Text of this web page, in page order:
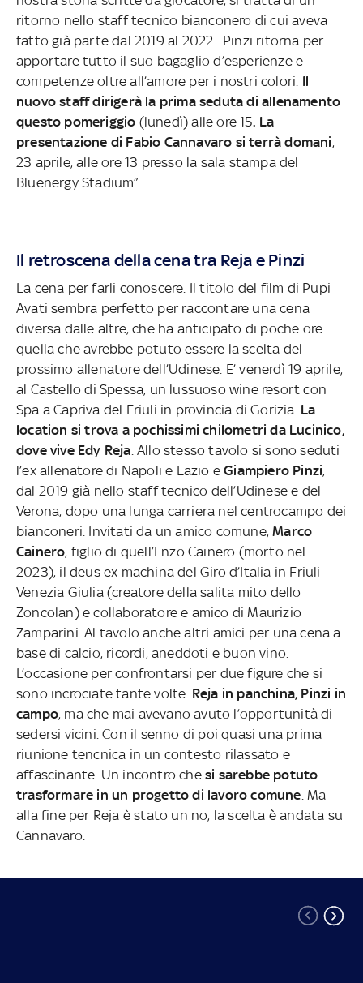
ritorno nello staff tecnico bianconero di cui aveva
fatto già parte dal 2019 al 2022. Pinzi ritorna per
apportare tutto il suo bagaglio d’esperienze e
competenze oltre all’amore per i nostri colori. Il
nuovo staff dirigerà la prima seduta di allenamento
questo pomeriggio (lunedì) alle ore 15. La
presentazione di Fabio Cannavaro si terrà domani,
23 aprile, alle ore 13 presso la sala stampa del
Bluenergy Stadium”.
Il retroscena della cena tra Reja e Pinzi
La cena per farli conoscere. Il titolo del film di Pupi
Avati sembra perfetto per raccontare una cena
diversa dalle altre, che ha anticipato di poche ore
quella che avrebbe potuto essere la scelta del
prossimo allenatore dell’Udinese. E’ venerdì 19 aprile,
al Castello di Spessa, un lussuoso wine resort con
Spa a Capriva del Friuli in provincia di Gorizia. La
location si trova a pochissimi chilometri da Lucinico,
dove vive Edy Reja . Allo stesso tavolo si sono seduti
l’ex allenatore di Napoli e Lazio eGiampiero Pinzi,
dal 2019 già nello staff tecnico dell’Udinese e del
Verona, dopo una lunga carriera nel centrocampo dei
bianconeri. Invitati da un amico comune,Marco
Cainero, figlio di quell’Enzo Cainero (morto nel
2023), il deus ex machina del Giro d’Italia in Friuli
Venezia Giulia (creatore della salita mito dello
Zoncolan) e collaboratore e amico di Maurizio
Zamparini. Al tavolo anche altri amici per una cena a
base di calcio, ricordi, aneddoti e buon vino.
L’occasione per confrontarsi per due figure che si
sono incrociate tante volte. Reja in panchina, Pinzi in
campo, ma che mai avevano avuto l’opportunità di
sedersi vicini. Con il senno di poi quasi una prima
riunione tencnica in un contesto rilassato e
affascinante. Un incontro chesi sarebbe potuto
trasformare in un progetto di lavoro comune . Ma
alla fine per Reja è stato un no, la scelta è andata su
Cannavaro.